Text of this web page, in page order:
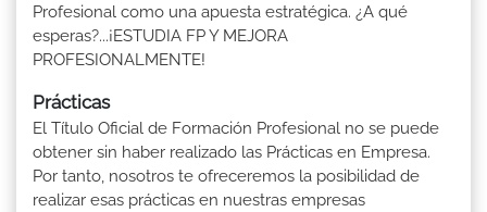
Profesional como una apuesta estratégica. ¿A qué
esperas?...¡ESTUDIA FP Y MEJORA
PROFESIONALMENTE!
Prácticas
El Título Oficial de Formación Profesional no se puede
obtener sin haber realizado las Prácticas en Empresa.
Por tanto, nosotros te ofreceremos la posibilidad de
realizar esas prácticas en nuestras empresas